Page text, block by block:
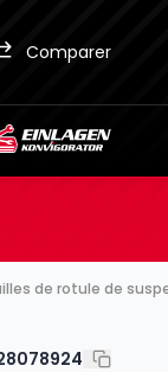
Comparer
de rotule de